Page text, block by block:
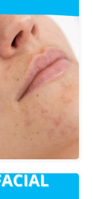
se
activos
la
la
la piel.
a